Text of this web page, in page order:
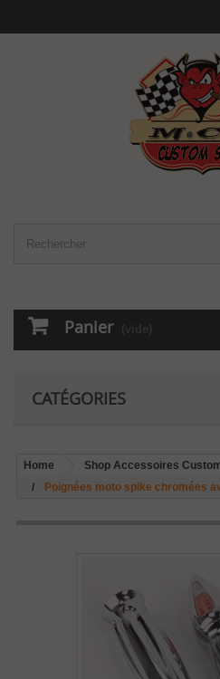
Panier (vide)
CATÉGORIES
Home Shop Accessoires
Poignées moto spike chromées